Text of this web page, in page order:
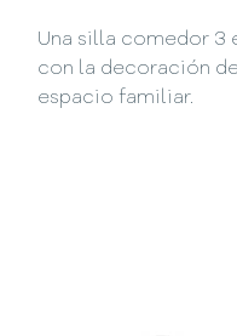
Una silla comedor 3
con la decoración
espacio familiar.